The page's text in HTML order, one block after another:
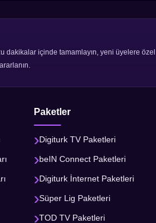
dakikalar içinde tamamlayın, yeni üyelere özel
Paketler
Digiturk TV Paketleri
beIN Connect Paketleri
Digiturk İnternet Paketleri
Süper Lig Paketleri
TOD TV Paketleri